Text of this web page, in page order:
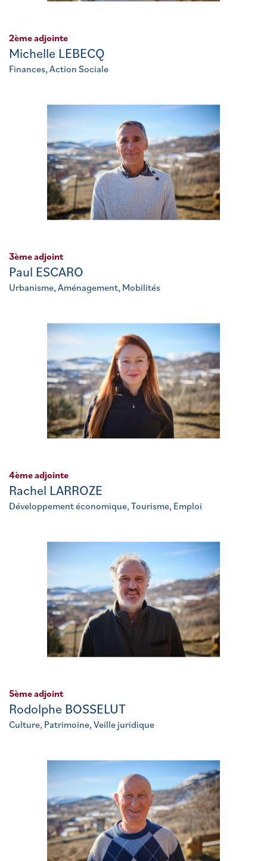
2ème adjointe
Michelle LEBECQ
Finances, Action Sociale
3ème adjoint
Paul ESCARO
Urbanisme, Aménagement, Mobilités
4ème adjointe
Rachel LARROZE
Développement économique, Tourisme, Emploi
5ème adjoint
Rodolphe BOSSELUT
Culture, Patrimoine, Veille juridique